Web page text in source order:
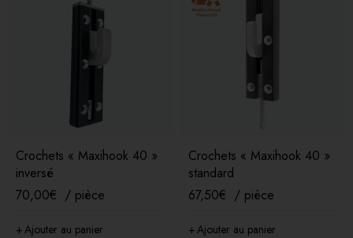
Crochets « Maxihook 40 »
inversé
70,00€ / pièce
Ajouter au panier
Crochets « Maxihook 40 »
standard
67,50€ / pièce
Ajouter au panier